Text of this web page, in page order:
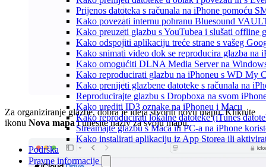
Prijenos datoteka s računala na iPhone pomoću
Kako povezati internu pohranu Bluesound
Kako preuzeti glazbu s YouTubea i slušati offline
Kako odspojiti aplikaciju treće strane s vašeg
Kako snimati video dok se reproducira glazba na
Kako omogućiti DLNA Media Server na
Kako reproducirati glazbu na iPhoneu s WD My
Kako prenijeti glazbene datoteke s računala na
Reproducirajte glazbu s Dropboxa na svom
Kako urediti ID3 oznake na iPhoneu i Macu
Kako reproducirati lokalne datoteke (iTunes
Streamajte glazbu s Maca ili PC-a na iPhone
Kako instalirati aplikaciju iz App Storea ili
Podrška
Pravne informacije
Za organiziranje glazbe, dobra je ideja stvoriti novu mapu. Kliknite
ikonu Nova mapai unesite naziv za svoju mapu.